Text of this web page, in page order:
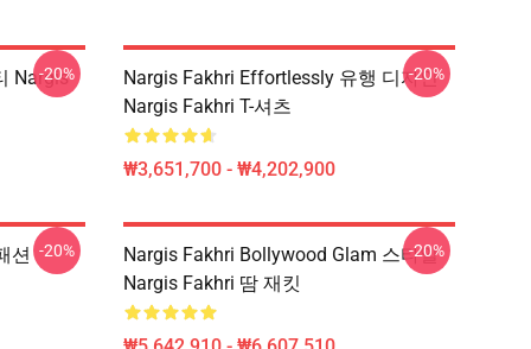
Nargis
-20%
Nargis Fakhri Effortlessly 유행 디자인
Nargis Fakhri T-셔츠
₩3,651,700 - ₩4,202,900
-20%
션 -20%
Nargis Fakhri Bollywood Glam 스타일
Nargis Fakhri 땀 재킷
-20%